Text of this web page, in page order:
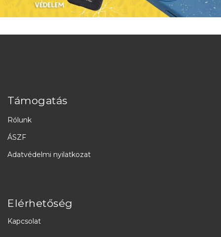
Támogatás
Rólunk
ÁSZF
Adatvédelmi nyilatkozat
Elérhetőség
Kapcsolat